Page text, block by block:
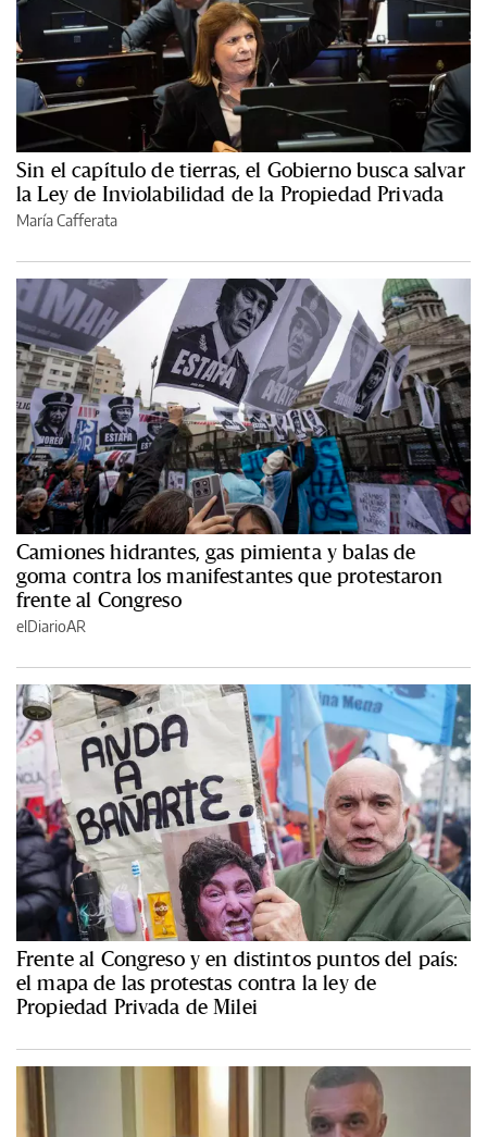
Sin el capítulo de tierras, el Gobierno busca salvar
la Ley de Inviolabilidad de la Propiedad Privada
María Cafferata
Camiones hidrantes, gas pimienta y balas de
goma contra los manifestantes que protestaron
frente al Congreso
elDiarioAR
Frente al Congreso y en distintos puntos del país:
el mapa de las protestas contra la ley de
Propiedad Privada de Milei